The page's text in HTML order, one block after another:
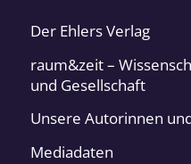
Der Ehlers Verlag
raum&zeit –
und Gesellschaft
Unsere Autorinnen
Mediadaten